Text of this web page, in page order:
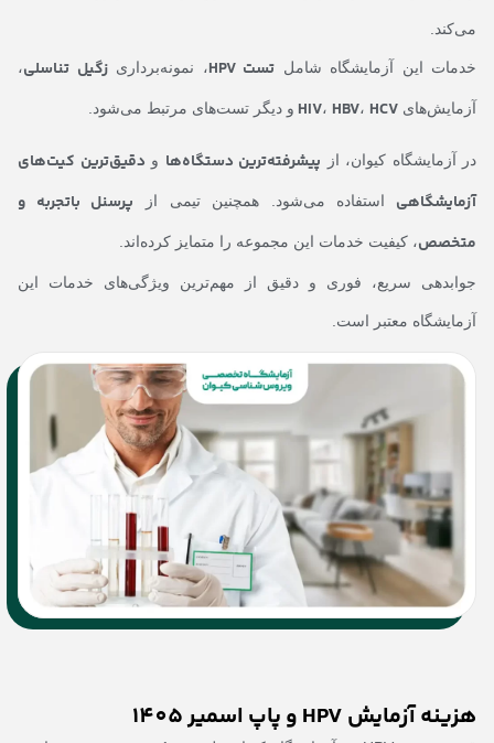
می‌کند.
خدمات این آزمایشگاه شامل تست HPV ، نمونه‌برداریزگیل تناسلی،
آزمایش‌های HIV، HBV، HCV و دیگر تست‌های مرتبط می‌شود.
در آزمایشگاه کیوان، از پیشرفته‌ترین دستگاه‌ها و دقیق‌ترین کیت‌های
آزمایشگاهی
استفاده می‌شود. همچنین تیمی از پرسنل باتجربه و
متخصص، کیفیت خدمات این مجموعه را متمایز کرده‌اند.
جوابدهی سریع، فوری و دقیق از مهم‌ترین ویژگی‌های خدمات این
آزمایشگاه معتبر است.
هزینه آزمایش HPV و پاپ اسمیر 1405